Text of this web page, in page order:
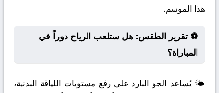
هذا الموسم.
⚽ تقرير الطقس: هل ستلعب الرياح دوراً في
المباراة؟
🌤️ يُساعد الجو البارد على رفع مستويات اللياقة البدنية،